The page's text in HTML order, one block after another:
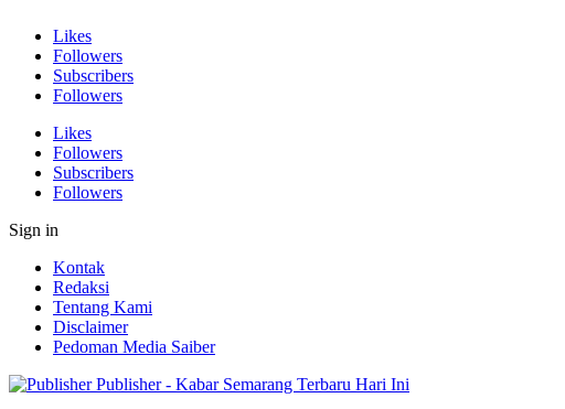
Likes
Followers
Subscribers
Followers
Likes
Followers
Subscribers
Followers
Sign in
Kontak
Redaksi
Tentang Kami
Disclaimer
Pedoman Media Saiber
Publisher - Kabar Semarang Terbaru Hari Ini